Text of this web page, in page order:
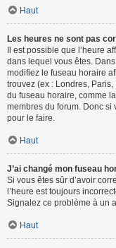
Haut
Les heures ne sont pas
Il est possible que l’heure
dans lequel vous êtes.
modifiez le fuseau horaire
trouvez (ex : Londres,
du fuseau horaire, comme
membres du forum. Donc si
pour le faire.
Haut
J’ai changé mon fuseau
Si vous êtes sûr d’avoir
l’heure est toujours
Signalez ce problème à un
Haut